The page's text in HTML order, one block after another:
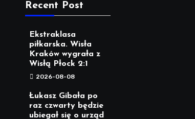
Recent Post
Ekstraklasa
piłkarska. Wisła
Kraków wygrała z
Wisłą Płock 2:1
2026-08-08
Łukasz Gibała po
raz czwarty będzie
ubiegał się o urząd